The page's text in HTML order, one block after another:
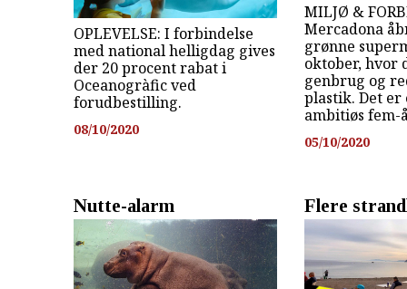
OPLEVELSE: I forbindelse
med national helligdag gives
der 20 procent rabat i
Oceanogràfic ved
forudbestilling.
08/10/2020
MILJØ &
Mercadona
grønne
oktober, hvor
genbrug og
plastik. Det er
ambitiøs fem-
05/10/2020
Nutte-alarm Flere